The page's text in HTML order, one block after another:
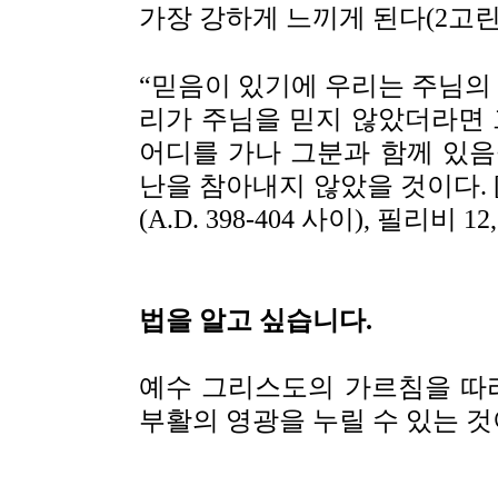
가장 강하게 느끼게 된다(2고
“믿음이 있기에 우리는 주님
리가 주님을 믿지 않았더라
어디를 가나 그분과 함께 있
난을 참아내지 않았을 것이다.
(A.D. 398-404 사이), 필리비
법을 알고 싶습니다.
예수 그리스도의 가르침을
부활의 영광을 누릴 수 있는